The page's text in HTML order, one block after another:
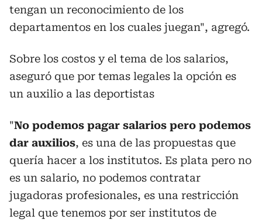
tengan un reconocimiento de los
departamentos en los cuales juegan", agregó.
Sobre los costos y el tema de los salarios,
aseguró que por temas legales la opción es
un auxilio a las deportistas
"No podemos pagar salarios pero podemos
dar auxilios, es una de las propuestas que
quería hacer a los institutos. Es plata pero no
es un salario, no podemos contratar
jugadoras profesionales, es una restricción
legal que tenemos por ser institutos de